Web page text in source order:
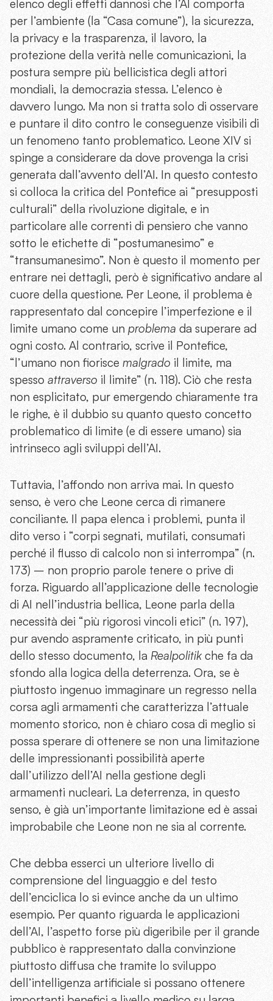
elenco degli effetti dannosi che l’AI comporta
per l’ambiente (la “Casa comune”), la sicurezza,
la privacy e la trasparenza, il lavoro, la
protezione della verità nelle comunicazioni, la
postura sempre più bellicistica degli attori
mondiali, la democrazia stessa. L’elenco è
davvero lungo. Ma non si tratta solo di osservare
e puntare il dito contro le conseguenze visibili di
un fenomeno tanto problematico. Leone XIV si
spinge a considerare da dove provenga la crisi
generata dall’avvento dell’AI. In questo contesto
si colloca la critica del Pontefice ai “presupposti
culturali” della rivoluzione digitale, e in
particolare alle correnti di pensiero che vanno
sotto le etichette di “postumanesimo” e
“transumanesimo”. Non è questo il momento per
entrare nei dettagli, però è significativo andare al
cuore della questione. Per Leone, il problema è
rappresentato dal concepire l’imperfezione e il
limite umano come un problema da superare ad
ogni costo. Al contrario, scrive il Pontefice,
“l’umano non fiorisce malgrado il limite, ma
spesso attraverso il limite” (n. 118). Ciò che resta
non esplicitato, pur emergendo chiaramente tra
le righe, è il dubbio su quanto questo concetto
problematico di limite (e di essere umano) sia
intrinseco agli sviluppi dell’AI.
Tuttavia, l’affondo non arriva mai. In questo
senso, è vero che Leone cerca di rimanere
conciliante. Il papa elenca i problemi, punta il
dito verso i “corpi segnati, mutilati, consumati
perché il flusso di calcolo non si interrompa” (n.
173) – non proprio parole tenere o prive di
forza. Riguardo all’applicazione delle tecnologie
di AI nell’industria bellica, Leone parla della
necessità dei “più rigorosi vincoli etici” (n. 197),
pur avendo aspramente criticato, in più punti
dello stesso documento, la Realpolitikche fa da
sfondo alla logica della deterrenza. Ora, se è
piuttosto ingenuo immaginare un regresso nella
corsa agli armamenti che caratterizza l’attuale
momento storico, non è chiaro cosa di meglio si
possa sperare di ottenere se non una limitazione
delle impressionanti possibilità aperte
dall’utilizzo dell’AI nella gestione degli
armamenti nucleari. La deterrenza, in questo
senso, è già un’importante limitazione ed è assai
improbabile che Leone non ne sia al corrente.
Che debba esserci un ulteriore livello di
comprensione del linguaggio e del testo
dell’enciclica lo si evince anche da un ultimo
esempio. Per quanto riguarda le applicazioni
dell’AI, l’aspetto forse più digeribile per il grande
pubblico è rappresentato dalla convinzione
piuttosto diffusa che tramite lo sviluppo
dell’intelligenza artificiale si possano ottenere